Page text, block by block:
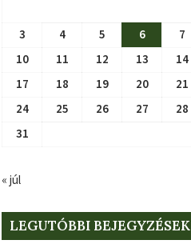
3
4 5 6 7
10
11 12 13 14
17
18 19 20 21
24
25 26 27 28
31
« júl
LEGUTÓBBI BEJEGYZÉSEK